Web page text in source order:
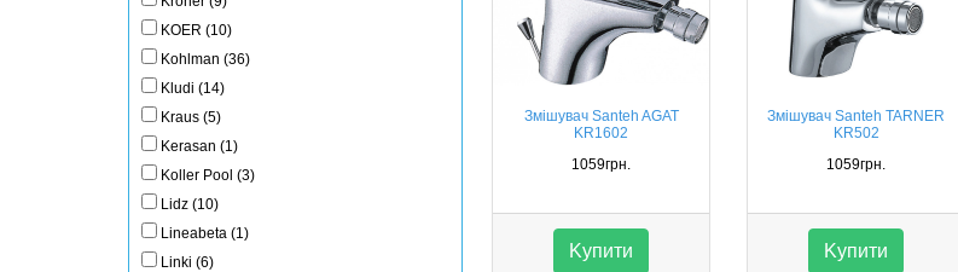
KOER (10)
Kohlman (36)
Kludi (14)
Kraus (5)
Kerasan (1)
Koller Pool (3)
Lidz (10)
Lineabeta (1)
Linki (6)
Змішувач Santeh AGAT
KR1602
1059грн.
Kупити
Змішувач Santeh TARNER
KR502
1059грн.
Kупити